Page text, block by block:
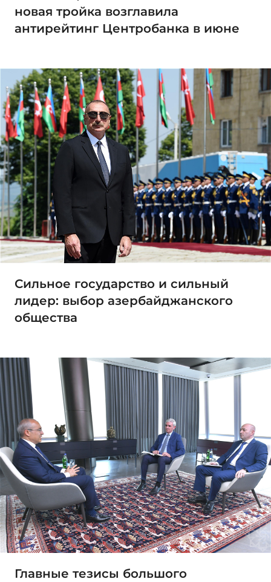
новая тройка возглавила
антирейтинг Центробанка в июне
Сильное государство и сильный
лидер: выбор азербайджанского
общества
Главные тезисы большого